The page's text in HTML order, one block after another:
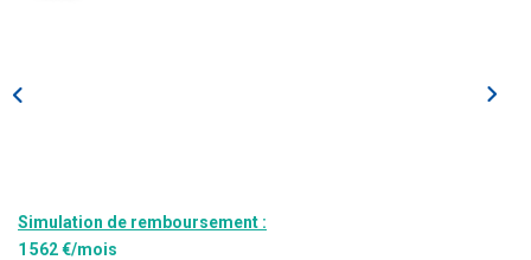
NOTRE ÉQUIPE
Simulation de remboursement :
1 562 €/mois